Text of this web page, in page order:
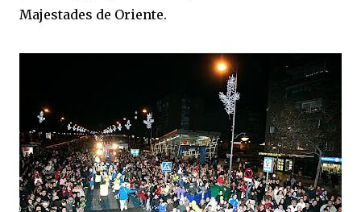
Majestades de Oriente.